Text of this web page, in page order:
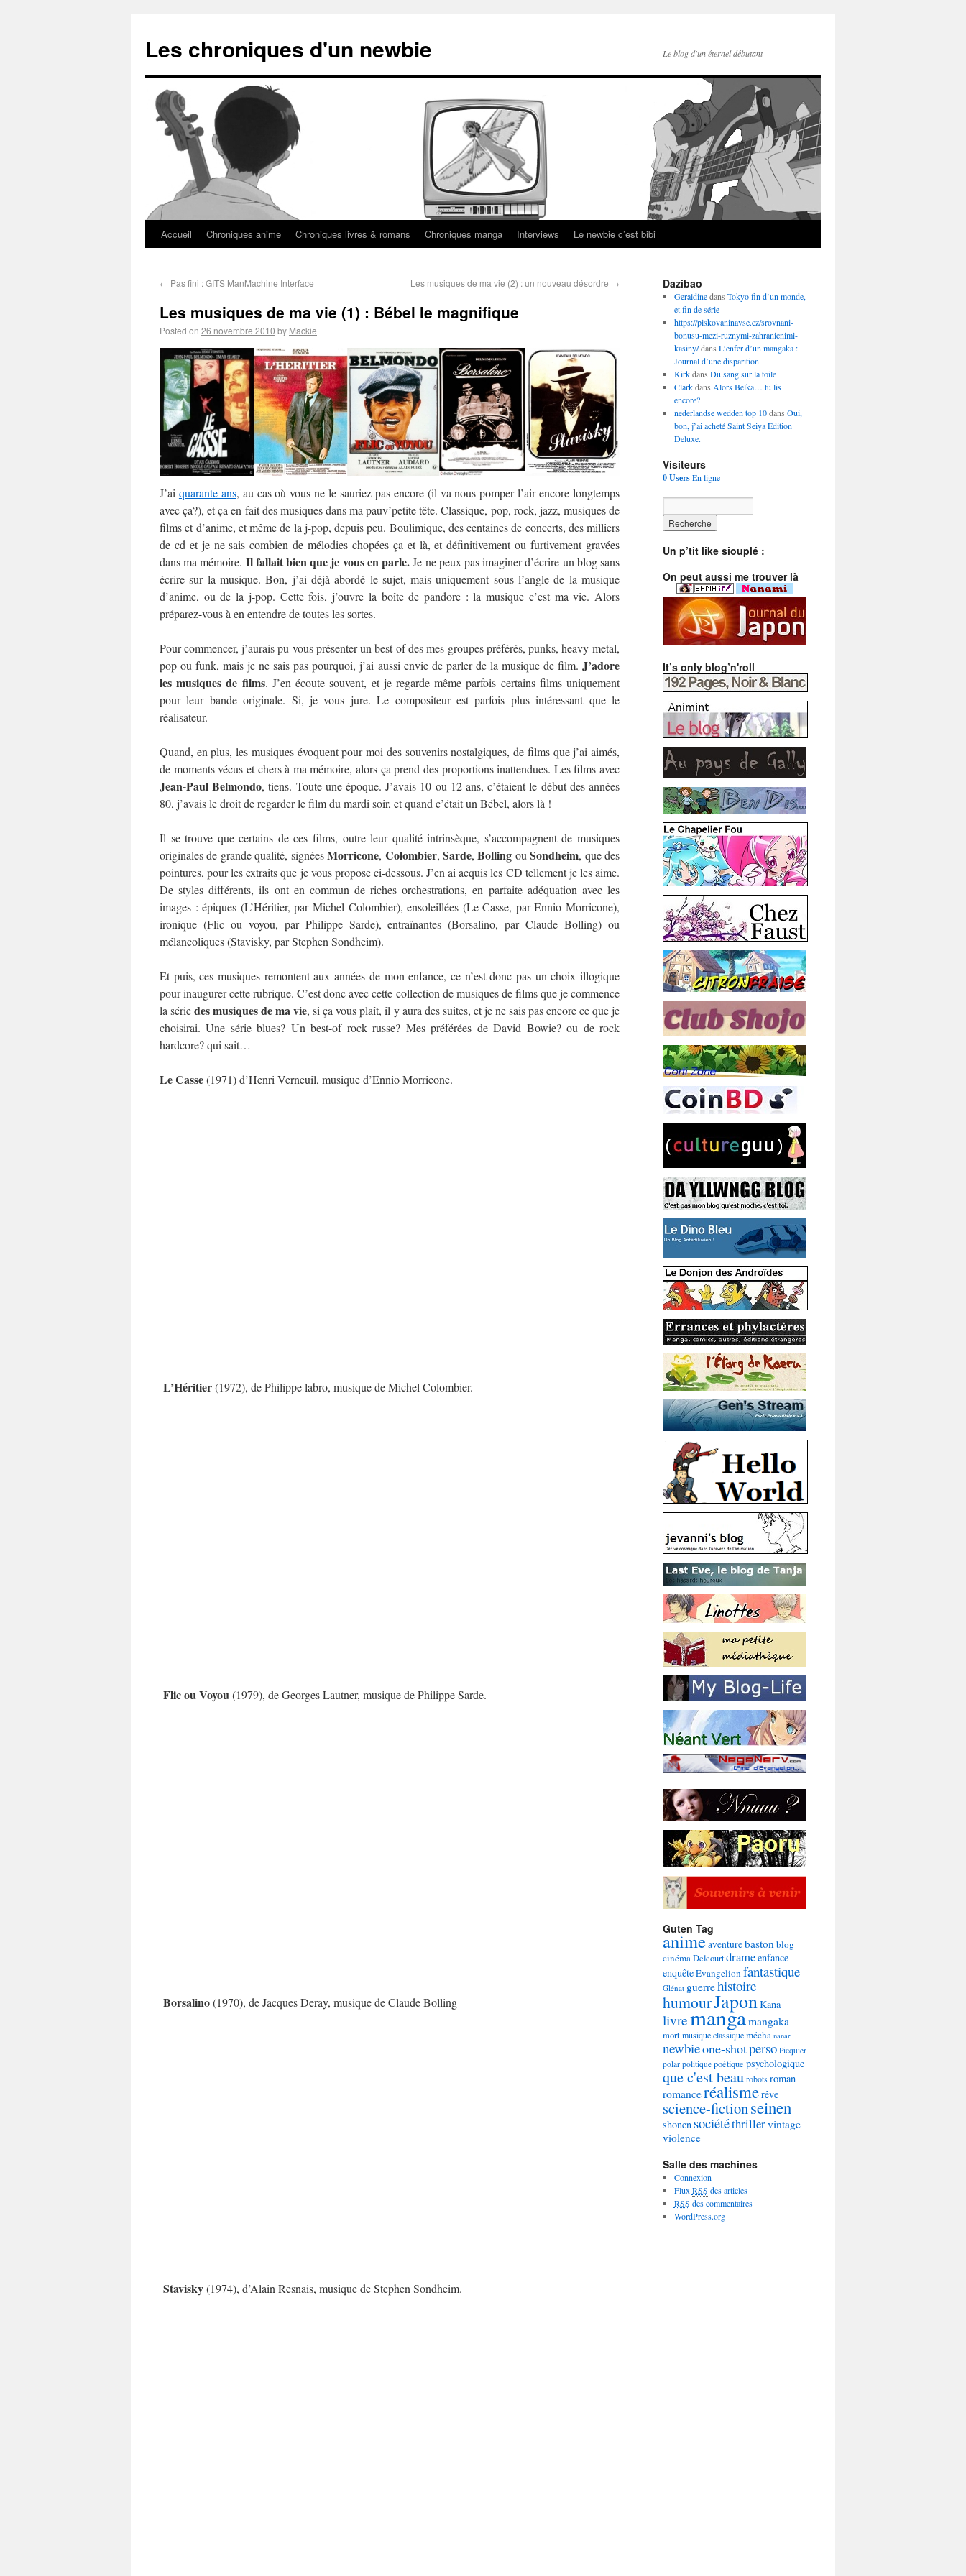
Les chroniques d'un newbie Le blog d'un éternel débutant
Accueil Chroniques anime Chroniques livres & romans Chroniques manga Interviews Le newbie c’est bibi
← Pas fini : GITS ManMachine Interface Les musiques de ma vie (2) : un nouveau désordre →
Les musiques de ma vie (1) : Bébel le magnifique
Posted on 26 novembre 2010 by Mackie
J’ai quarante ans, au cas où vous ne le sauriez pas encore (il va nous pomper l’air encore longtemps
avec ça?), et ça en fait des musiques dans ma pauv’petite tête. Classique, pop, rock, jazz, musiques de
films et d’anime, et même de la j-pop, depuis peu. Boulimique, des centaines de concerts, des milliers
de cd et je ne sais combien de mélodies chopées ça et là, et définitivement ou furtivement gravées
dans ma mémoire. Il fallait bien que je vous en parle.Je ne peux pas imaginer d’écrire un blog sans
écrire sur la musique. Bon, j’ai déjà abordé le sujet, mais uniquement sous l’angle de la musique
d’anime, ou de la j-pop. Cette fois, j’ouvre la boîte de pandore : la musique c’est ma vie. Alors
préparez-vous à en entendre de toutes les sortes.
Pour commencer, j’aurais pu vous présenter un best-of des mes groupes préférés, punks, heavy-metal,
pop ou funk, mais je ne sais pas pourquoi, j’ai aussi envie de parler de la musique de film. J’adore
les musiques de films. J’en écoute souvent, et je regarde même parfois certains films uniquement
pour leur bande originale. Si, je vous jure. Le compositeur est parfois plus intéressant que le
réalisateur.
Quand, en plus, les musiques évoquent pour moi des souvenirs nostalgiques, de films que j’ai aimés,
de moments vécus et chers à ma mémoire, alors ça prend des proportions inattendues. Les films avec
Jean-Paul Belmondo, tiens. Toute une époque. J’avais 10 ou 12 ans, c’étaient le début des années
80, j’avais le droit de regarder le film du mardi soir, et quand c’était un Bébel, alors là !
Il se trouve que certains de ces films, outre leur qualité intrinsèque, s’accompagnent de musiques
originales de grande qualité, signéesMorricone, Colombier, Sarde,Bolling ouSondheim, que des
pointures, pour les extraits que je vous propose ci-dessous. J’en ai acquis les CD tellement je les aime.
De styles différents, ils ont en commun de riches orchestrations, en parfaite adéquation avec les
images : épiques (L’Héritier, par Michel Colombier), ensoleillées (Le Casse, par Ennio Morricone),
ironique (Flic ou voyou, par Philippe Sarde), entraînantes (Borsalino, par Claude Bolling) ou
mélancoliques (Stavisky, par Stephen Sondheim).
Et puis, ces musiques remontent aux années de mon enfance, ce n’est donc pas un choix illogique
pour inaugurer cette rubrique. C’est donc avec cette collection de musiques de films que je commence
la sériedes musiques de ma vie, si ça vous plaît, il y aura des suites, et je ne sais pas encore ce que je
choisirai. Une série blues? Un best-of rock russe? Mes préférées de David Bowie? ou de rock
hardcore? qui sait…
Le Casse(1971) d’Henri Verneuil, musique d’Ennio Morricone.
L’Héritier(1972), de Philippe labro, musique de Michel Colombier.
Flic ou Voyou(1979), de Georges Lautner, musique de Philippe Sarde.
Borsalino(1970), de Jacques Deray, musique de Claude Bolling
Stavisky(1974), d’Alain Resnais, musique de Stephen Sondheim.
Dazibao
Geraldinedans Tokyo fin d’un monde,
et fin de série
https://piskovaninavse.cz/srovnani-
bonusu-mezi-ruznymi-zahranicnimi-
kasiny/dans L’enfer d’un mangaka :
Journal d’une disparition
Kirkdans Du sang sur la toile
Clarkdans Alors Belka… tu lis
encore?
nederlandse wedden top 10dans Oui,
bon, j’ai acheté Saint Seiya Edition
Deluxe.
Visiteurs
0 UsersEn ligne
Un p’tit like siouplé :
On peut aussi me trouver là
It’s only blog’n'roll
Guten Tag
animeaventurebaston blog
cinémaDelcourtdrameenfance
enquêteEvangelion fantastique
Glénat guerrehistoire
humourJapon Kana
livremangamangaka
mortmusique classiquemécha nanar
newbieone-shotperso Picquier
polar politique poétique psychologique
que c'est beaurobotsroman
romanceréalismerêve
science-fictionseinen
shonen sociététhrillervintage
violence
Salle des machines
Connexion
Flux RSS des articles
RSS des commentaires
WordPress.org